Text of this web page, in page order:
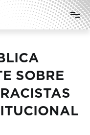
Estado do
SOBRE